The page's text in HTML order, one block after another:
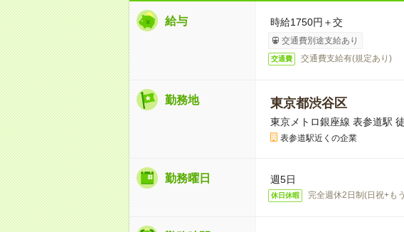
給与 時給1750円＋交
交通費別途支給あり
交通費 交通費支給有(規定あり)
勤務地 東京都渋谷区
東京メトロ銀座線 表参道駅
表参道駅近くの企業
勤務曜日 週5日
休日休暇 完全週休2日制(日祝+も